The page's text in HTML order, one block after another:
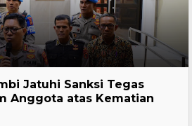
Jatuhi Sanksi Tegas
Anggota atas Kematian